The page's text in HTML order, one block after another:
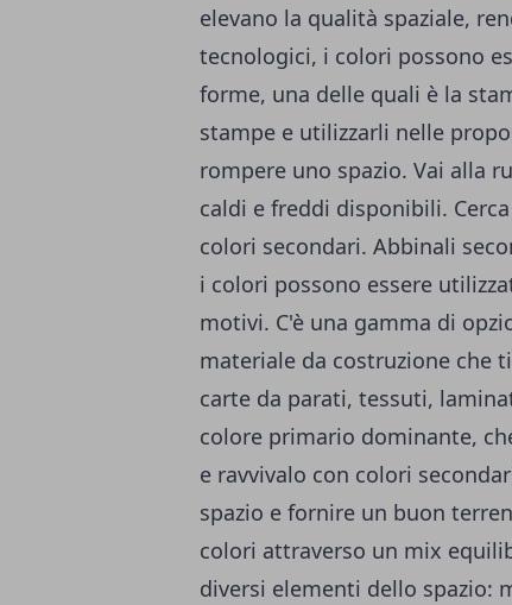
elevano la qualità spaziale,
tecnologici, i colori possono
forme, una delle quali è la
stampe e utilizzarli nelle
rompere uno spazio. Vai alla
caldi e freddi disponibili.
colori secondari. Abbinali
i colori possono essere
motivi. C'è una gamma di
materiale da costruzione che
carte da parati, tessuti,
colore primario dominante,
e ravvivalo con colori
spazio e fornire un buon
colori attraverso un mix
diversi elementi dello spazio: